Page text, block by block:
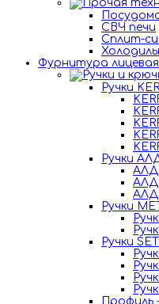
СВЧ печи
Сплит-
Фурнитура лицевая
Ручки
Ручки
Ручки
Ручки
Профиль